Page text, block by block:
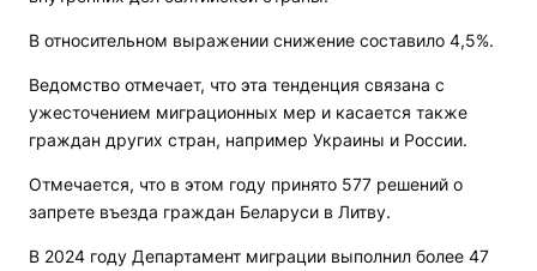
В относительном выражении снижение составило 4,5%.
Ведомство отмечает, что эта тенденция связана с
ужесточением миграционных мер и касается также
граждан других стран, например Украины и России.
Отмечается, что в этом году принято 577 решений о
запрете въезда граждан Беларуси в Литву.
В 2024 году Департамент миграции выполнил более 47